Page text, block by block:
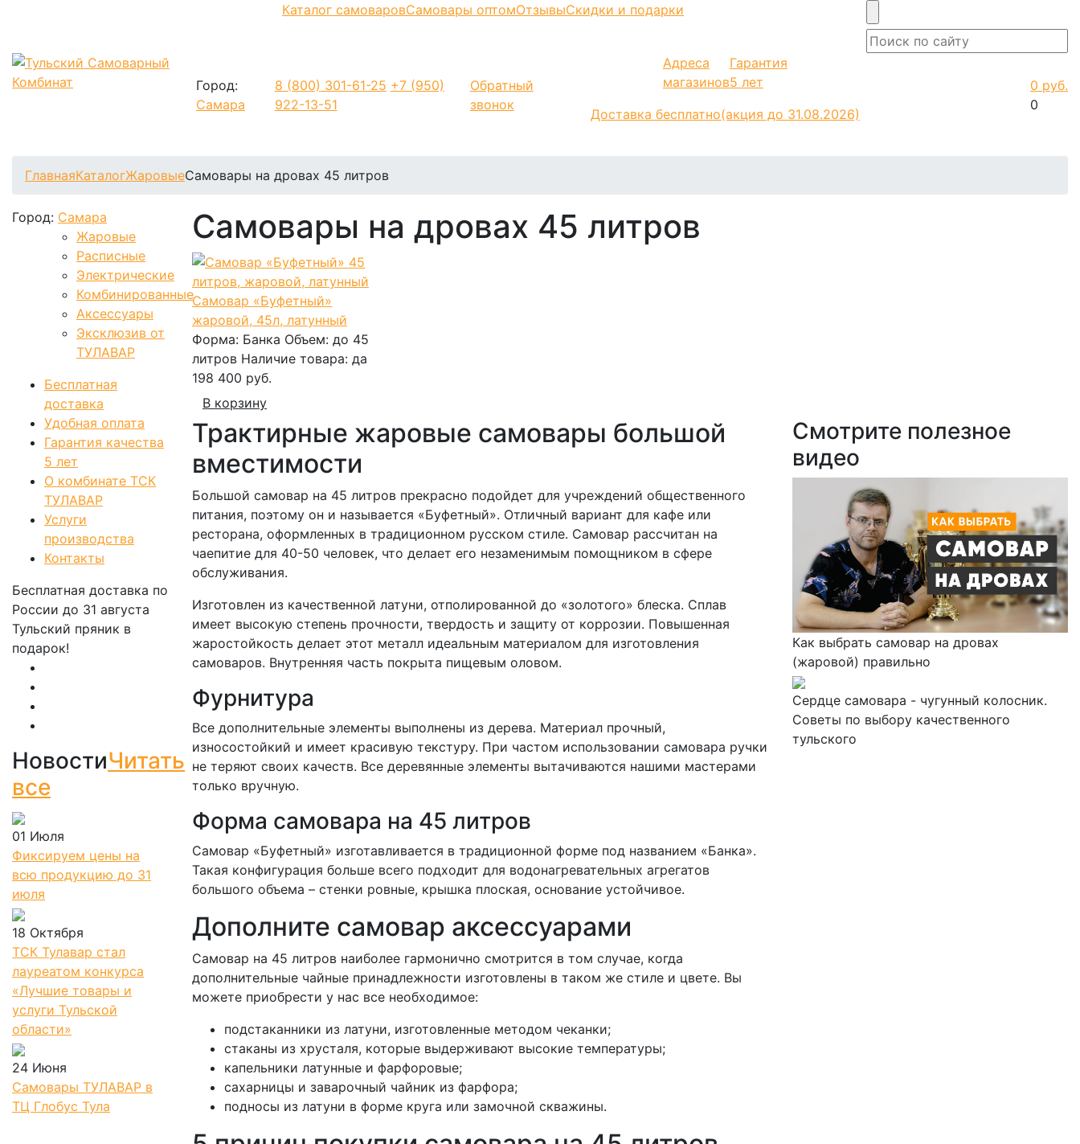
Каталог самоваровСамовары оптомОтзывыСкидки и подарки
Город:
Самара
8 (800) 301-61-25 +7 (950)
922-13-51
Обратный
звонок
Адреса
магазинов
Гарантия
5 лет
Доставка бесплатно(акция до 31.08.2026)
0 руб.
0
ГлавнаяКаталогЖаровыеСамовары на дровах 45 литров
Город: Самара
Жаровые
Расписные
Электрические
Комбинированные
Аксессуары
Эксклюзив от
ТУЛАВАР
Бесплатная
доставка
Удобная оплата
Гарантия качества
5 лет
О комбинате ТСК
ТУЛАВАР
Услуги
производства
Контакты
Бесплатная доставка по
России до 31 августа
Тульский пряник в
подарок!
НовостиЧитать
все
01 Июля
Фиксируем цены на
всю продукцию до 31
июля
18 Октября
ТСК Тулавар стал
лауреатом конкурса
«Лучшие товары и
услуги Тульской
области»
24 Июня
Самовары ТУЛАВАР в
ТЦ Глобус Тула
Самовары на дровах 45 литров
Самовар «Буфетный»
жаровой, 45л, латунный
Форма: Банка Объем: до 45
литров Наличие товара: да
198 400 руб.
В корзину
Трактирные жаровые самовары большой
вместимости
Большой самовар на 45 литров прекрасно подойдет для учреждений общественного
питания, поэтому он и называется «Буфетный». Отличный вариант для кафе или
ресторана, оформленных в традиционном русском стиле. Самовар рассчитан на
чаепитие для 40-50 человек, что делает его незаменимым помощником в сфере
обслуживания.
Изготовлен из качественной латуни, отполированной до «золотого» блеска. Сплав
имеет высокую степень прочности, твердость и защиту от коррозии. Повышенная
жаростойкость делает этот металл идеальным материалом для изготовления
самоваров. Внутренняя часть покрыта пищевым оловом.
Фурнитура
Все дополнительные элементы выполнены из дерева. Материал прочный,
износостойкий и имеет красивую текстуру. При частом использовании самовара ручки
не теряют своих качеств. Все деревянные элементы вытачиваются нашими мастерами
только вручную.
Форма самовара на 45 литров
Самовар «Буфетный» изготавливается в традиционной форме под названием «Банка».
Такая конфигурация больше всего подходит для водонагревательных агрегатов
большого объема – стенки ровные, крышка плоская, основание устойчивое.
Дополните самовар аксессуарами
Самовар на 45 литров наиболее гармонично смотрится в том случае, когда
дополнительные чайные принадлежности изготовлены в таком же стиле и цвете. Вы
можете приобрести у нас все необходимое:
подстаканники из латуни, изготовленные методом чеканки;
стаканы из хрусталя, которые выдерживают высокие температуры;
капельники латунные и фарфоровые;
сахарницы и заварочный чайник из фарфора;
подносы из латуни в форме круга или замочной скважины.
Смотрите полезное
видео
Как выбрать самовар на дровах
(жаровой) правильно
Сердце самовара - чугунный колосник.
Советы по выбору качественного
тульского